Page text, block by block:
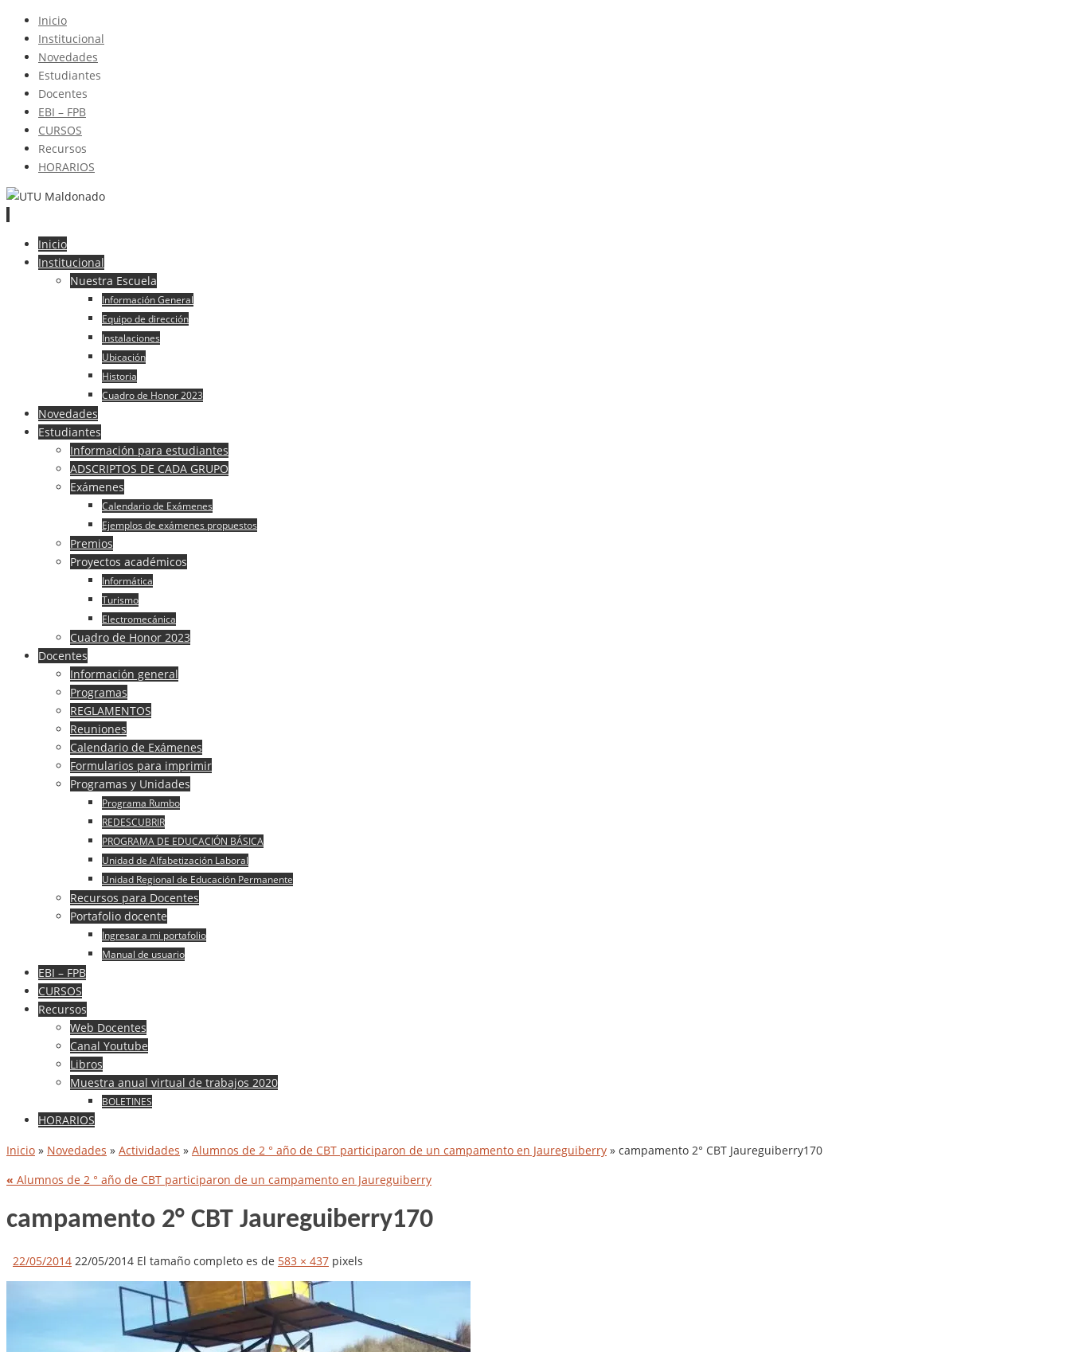
Inicio
Institucional
Novedades
Estudiantes
Docentes
EBI – FPB
CURSOS
Recursos
HORARIOS
contenido
Inicio
Institucional
Nuestra Escuela
Información General
Equipo de dirección
Instalaciones
Ubicación
Historia
Cuadro de Honor 2023
Novedades
Estudiantes
Información para estudiantes
ADSCRIPTOS DE CADA GRUPO
Exámenes
Calendario de Exámenes
Ejemplos de exámenes propuestos
Premios
Proyectos académicos
Informática
Turismo
Electromecánica
Cuadro de Honor 2023
Docentes
Información general
Programas
REGLAMENTOS
Reuniones
Calendario de Exámenes
Formularios para imprimir
Programas y Unidades
Programa Rumbo
REDESCUBRIR
PROGRAMA DE EDUCACIÓN BÁSICA
Unidad de Alfabetización Laboral
Unidad Regional de Educación Permanente
Recursos para Docentes
Portafolio docente
Ingresar a mi portafolio
Manual de usuario
EBI – FPB
CURSOS
Recursos
Web Docentes
Canal Youtube
Libros
Muestra anual virtual de trabajos 2020
BOLETINES
HORARIOS
Inicio » Novedades » Actividades » Alumnos de 2 ° año de CBT participaron de un campamento en Jaureguiberry » campamento 2° CBT Jaureguiberry170
« Alumnos de 2 ° año de CBT participaron de un campamento en Jaureguiberry
campamento 2° CBT Jaureguiberry170
22/05/2014 22/05/2014 El tamaño completo es de 583 × 437 pixels